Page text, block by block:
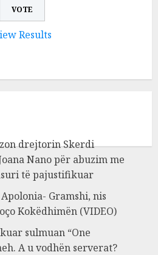
Results
drejtorin Skerdi
Nano për abuzim me
të pajustifikuar
Gramshi, nis
Kokëdhimën (VIDEO)
sulmuan “One
A u vodhën serverat?